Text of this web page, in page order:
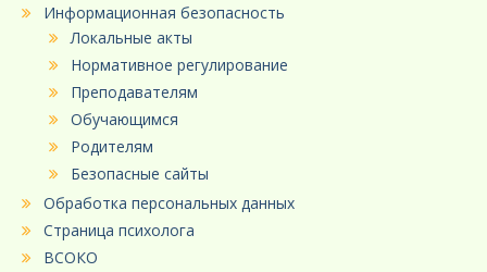
Информационная безопасность
Локальные акты
Нормативное регулирование
Преподавателям
Обучающимся
Родителям
Безопасные сайты
Обработка персональных данных
Страница психолога
ВСОКО